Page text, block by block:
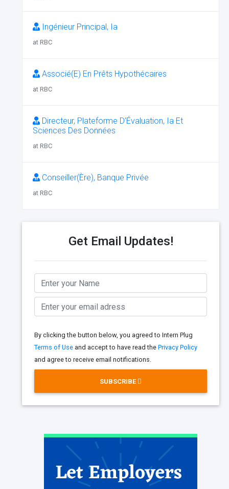
Ingénieur Principal, Ia
at RBC
Associé(E) En Prêts Hypothécaires
at RBC
Directeur, Plateforme D’Évaluation, Ia Et
Sciences Des Données
at RBC
Conseiller(Ère), Banque Privée
at RBC
Get Email Updates!
By clicking the button below, you agreed to Intern Plug
Terms of Use and accept to have read the Privacy Policy
and agree to receive email notifications.
SUBSCRIBE